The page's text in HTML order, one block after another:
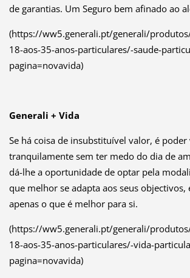
de garantias. Um Seguro bem afinado ao
(https://ww5.generali.pt/generali/
18-aos-35-anos-particulares/-saude-
pagina=novavida)
Generali + Vida
Se há coisa de insubstituível valor, é poder
tranquilamente sem ter medo do dia de
dá-lhe a oportunidade de optar pela
que melhor se adapta aos seus objectivos,
apenas o que é melhor para si.
(https://ww5.generali.pt/generali/
18-aos-35-anos-particulares/-vida-
pagina=novavida)